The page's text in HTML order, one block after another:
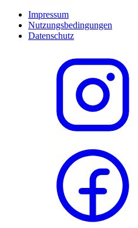
Impressum
Nutzungsbedingungen
Datenschutz